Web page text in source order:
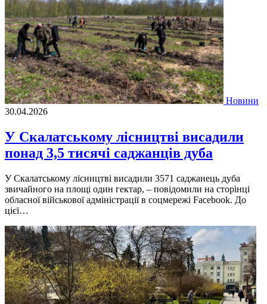
Новини
30.04.2026
У Скалатському лісництві висадили
понад 3,5 тисячі саджанців дуба
У Скалатському лісництві висадили 3571 саджанець дуба
звичайного на площі один гектар, – повідомили на сторінці
обласної військової адміністрації в соцмережі Facebook. До
цієї…